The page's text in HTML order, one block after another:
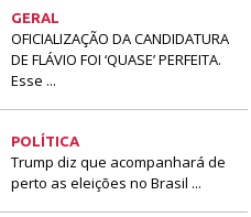
GERAL
OFICIALIZAÇÃO DA CANDIDATURA
DE FLÁVIO FOI ‘QUASE’ PERFEITA.
Esse ...
POLÍTICA
Trump diz que acompanhará de
perto as eleições no Brasil ...